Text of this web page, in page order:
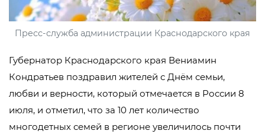
Пресс-служба администрации Краснодарского края
Губернатор Краснодарского края Вениамин
Кондратьев поздравил жителей с Днём семьи,
любви и верности, который отмечается в России 8
июля, и отметил, что за 10 лет количество
многодетных семей в регионе увеличилось почти